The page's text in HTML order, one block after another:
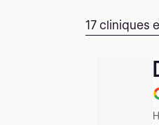
17 cliniques